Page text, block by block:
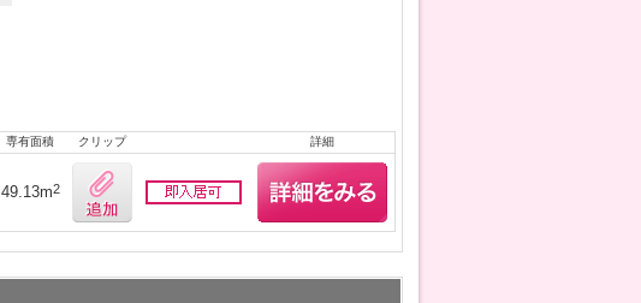
専有面積 クリップ 詳細
49.13m2